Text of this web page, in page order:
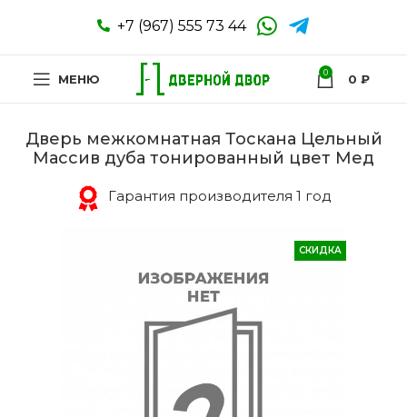
+7 (967) 555 73 44
МЕНЮ 0 0 ₽
Дверь межкомнатная Тоскана Цельный
Массив дуба тонированный цвет Мед
Гарантия производителя 1 год
СКИДКА